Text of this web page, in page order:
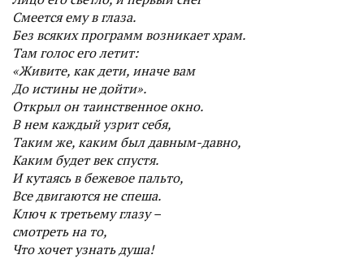
Смеется ему в глаза.
Без всяких программ возникает­ храм.
Там голос его летит:
«Живите, как дети, иначе вам
До истины не дойти».
Открыл он таинственное окно.
В нем каждый узрит себя,
Таким же, каким был давным-давно,
Каким будет век спустя.
И кутаясь в бежевое пальто,
Все двигаются не спеша.
Ключ к третьему глазу –
смотреть на то,
Что хочет узнать душа!